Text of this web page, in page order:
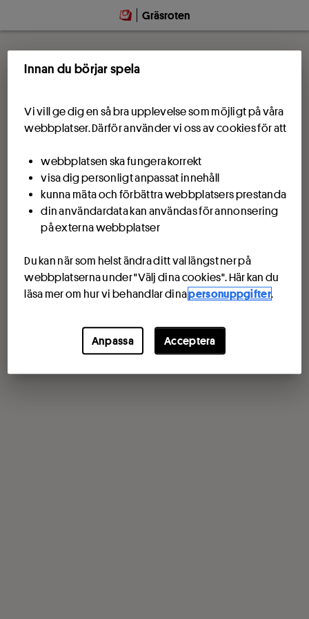
Gräsroten
Innan du börjar spela
Vi vill ge dig en så bra upplevelse som möjligt på våra
webbplatser. Därför använder vi oss av cookies för att
webbplatsen ska fungera korrekt
visa dig personligt anpassat innehåll
kunna mäta och förbättra webbplatsers prestanda
din användardata kan användas för annonsering
på externa webbplatser
Du kan när som helst ändra ditt val längst ner på
webbplatserna under "Välj dina cookies". Här kan du
läsa mer om hur vi behandlar dinapersonuppgifter.
Anpassa Acceptera